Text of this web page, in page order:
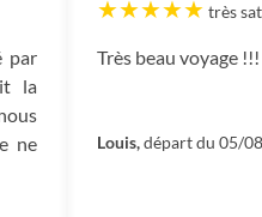
sur les sociétés, et
dédiés à nos projets
d’absorber 100%
par
la
ne
très
Très beau voyage !!!
Louis,départ du 05/